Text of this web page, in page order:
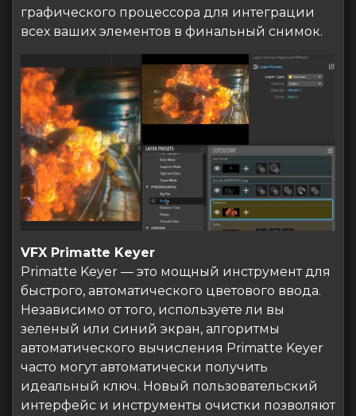
графического процессора для интеграции
всех ваших элементов в финальный снимок.
VFX Primatte Keyer
Primatte Keyer — это мощный инструмент для
быстрого, автоматического цветового ввода.
Независимо от того, используете ли вы
зеленый или синий экран, алгоритмы
автоматического вычисления Primatte Keyer
часто могут автоматически получить
идеальный ключ. Новый пользовательский
интерфейс и инструменты очистки позволяют